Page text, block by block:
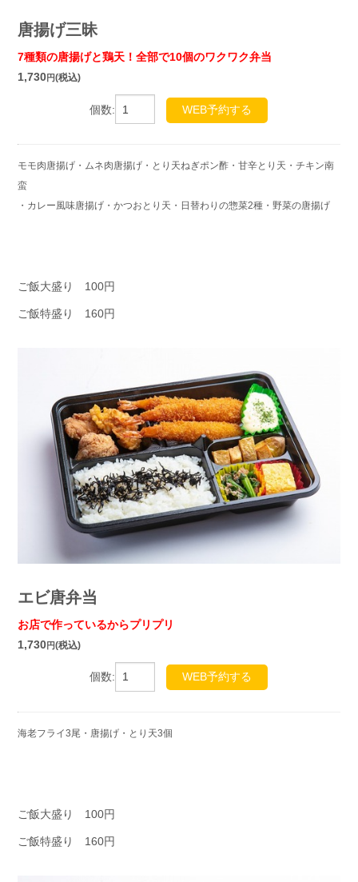
唐揚げ三昧
7種類の唐揚げと鶏天！全部で10個のワクワク弁当
1,730円(税込)
個数: WEB予約する
モモ肉唐揚げ・ムネ肉唐揚げ・とり天ねぎポン酢・甘辛とり天・チキン南
蛮
・カレー風味唐揚げ・かつおとり天・日替わりの惣菜2種・野菜の唐揚げ
ご飯大盛り 100円
ご飯特盛り 160円
エビ唐弁当
お店で作っているからプリプリ
1,730円(税込)
個数: WEB予約する
海老フライ3尾・唐揚げ・とり天3個
ご飯大盛り 100円
ご飯特盛り 160円